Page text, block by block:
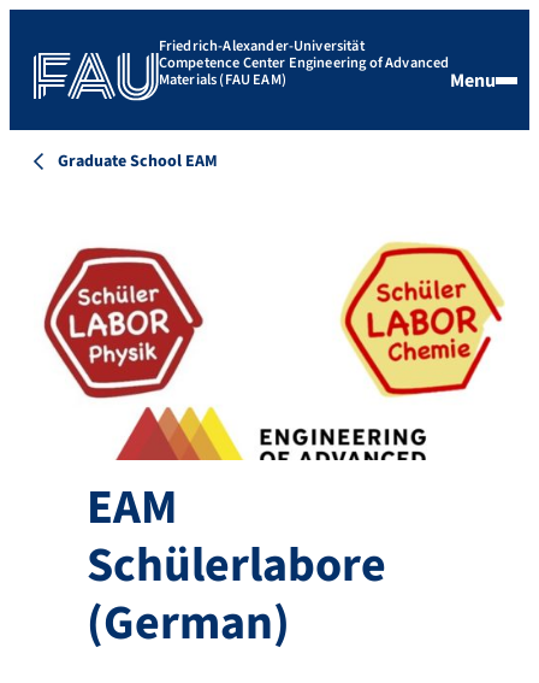
Friedrich-Alexander-Universität
Competence Center Engineering of Advanced
Materials (FAU EAM) Menu
Graduate School EAM
EAM
Schülerlabore
(German)